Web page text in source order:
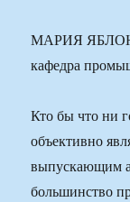
МАРИЯ
кафедра
Кто бы что ни
объективно
выпускающим
большинство